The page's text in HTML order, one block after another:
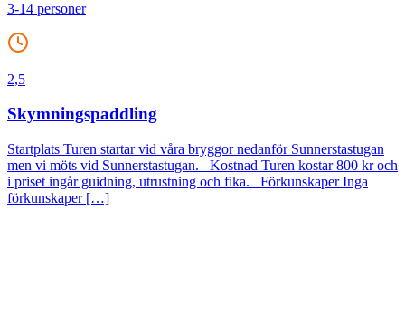
3-14 personer
2,5
Skymningspaddling
Startplats Turen startar vid våra bryggor nedanför Sunnerstastugan
men vi möts vid Sunnerstastugan. Kostnad Turen kostar 800 kr och
i priset ingår guidning, utrustning och fika. Förkunskaper Inga
förkunskaper […]